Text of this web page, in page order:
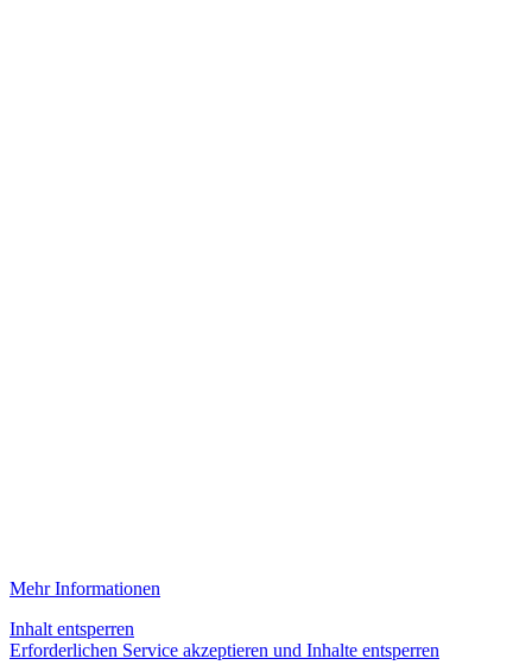
Mehr Informationen
Inhalt entsperren
Erforderlichen Service akzeptieren und Inhalte entsperren